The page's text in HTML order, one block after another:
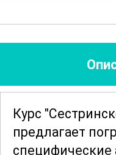
Курс
предлагает
специфические